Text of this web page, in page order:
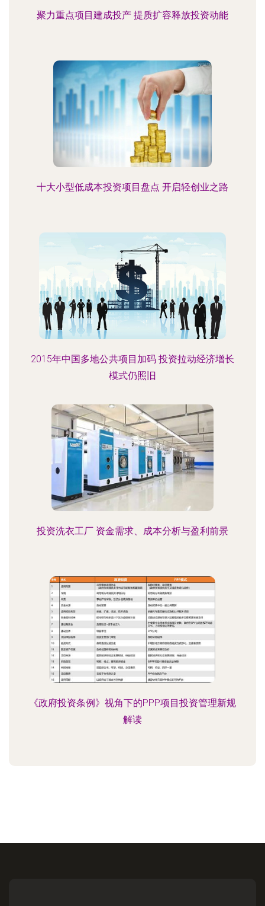
聚力重点项目建成投产 提质扩容释放投资动能
十大小型低成本投资项目盘点 开启轻创业之路
2015年中国多地公共项目加码 投资拉动经济增长
模式仍照旧
投资洗衣工厂 资金需求、成本分析与盈利前景
《政府投资条例》视角下的PPP项目投资管理新规
解读